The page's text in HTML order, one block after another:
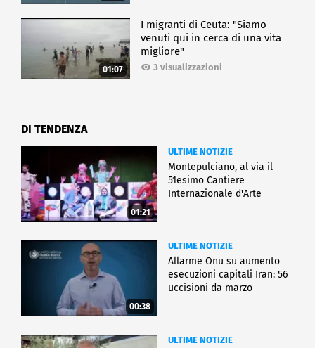
01:07
I migranti di Ceuta: "Siamo
venuti qui in cerca di una vita
migliore"
3 visualizzazioni
DI TENDENZA
01:21
ULTIME NOTIZIE
Montepulciano, al via il
51esimo Cantiere
Internazionale d'Arte
00:38
ULTIME NOTIZIE
Allarme Onu su aumento
esecuzioni capitali Iran: 56
uccisioni da marzo
ULTIME NOTIZIE